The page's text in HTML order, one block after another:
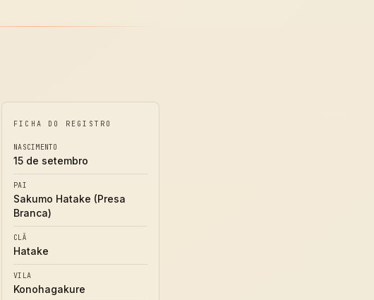
FICHA DO REGISTRO
NASCIMENTO
15 de setembro
PAI
Sakumo Hatake (Presa
Branca)
CLÃ
Hatake
VILA
Konohagakure